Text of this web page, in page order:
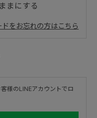
まにする
ドをお忘れの方はこちら
様のLINEアカウントでロ